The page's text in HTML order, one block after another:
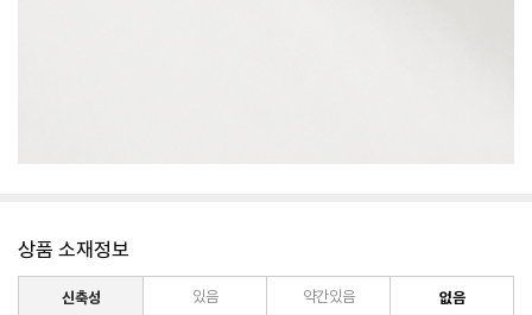
상품 소재정보
신축성 있음 약간있음 없음